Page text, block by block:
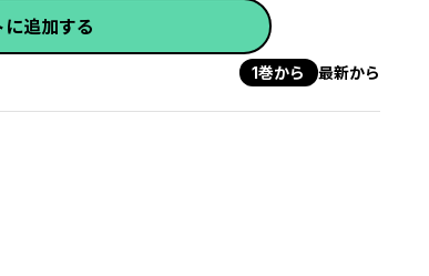
追加する
1巻から 最新から